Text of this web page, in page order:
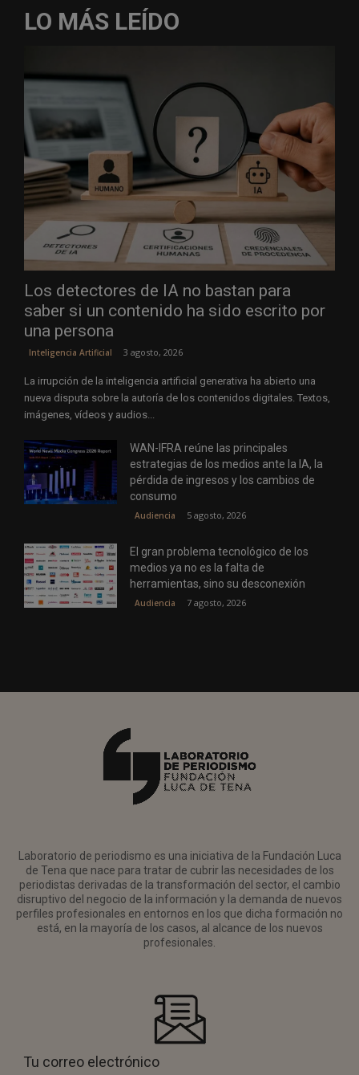
LO MÁS LEÍDO
Los detectores de IA no bastan para
saber si un contenido ha sido escrito por
una persona
Inteligencia Artificial 3 agosto, 2026
La irrupción de la inteligencia artificial generativa ha abierto una
nueva disputa sobre la autoría de los contenidos digitales. Textos,
imágenes, vídeos y audios...
WAN-IFRA reúne las principales
estrategias de los medios ante la IA, la
pérdida de ingresos y los cambios de
consumo
Audiencia 5 agosto, 2026
El gran problema tecnológico de los
medios ya no es la falta de
herramientas, sino su desconexión
Audiencia 7 agosto, 2026
Laboratorio de periodismo es una iniciativa de la Fundación Luca
de Tena que nace para tratar de cubrir las necesidades de los
periodistas derivadas de la transformación del sector, el cambio
disruptivo del negocio de la información y la demanda de nuevos
perfiles profesionales en entornos en los que dicha formación no
está, en la mayoría de los casos, al alcance de los nuevos
profesionales.